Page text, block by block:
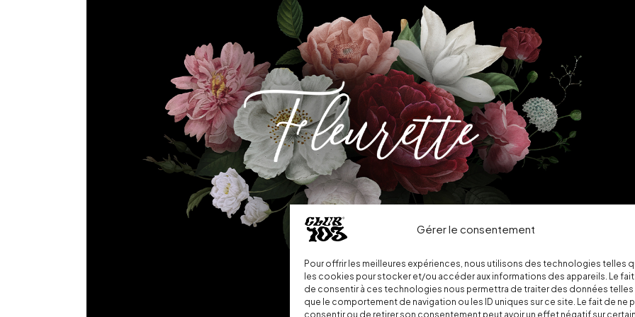
Gérer le consentement
Pour offrir les meilleures expériences, nous utilisons des technologies telles
les cookies pour stocker et/ou accéder aux informations des appareils. Le fait
de consentir à ces technologies nous permettra de traiter des données telles
que le comportement de navigation ou les ID uniques sur ce site. Le fait de ne
consentir ou de retirer son consentement peut avoir un effet négatif sur